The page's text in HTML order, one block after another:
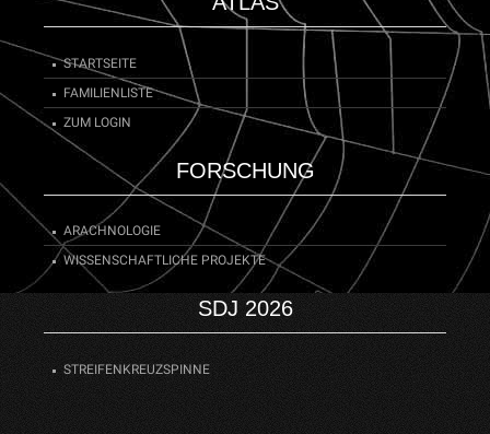
STARTSEITE
FAMILIENLISTE
ZUM LOGIN
FORSCHUNG
ARACHNOLOGIE
WISSENSCHAFTLICHE PROJEKTE
SDJ 2026
STREIFENKREUZSPINNE